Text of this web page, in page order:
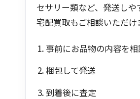
セサリー類など、発送しや
宅配買取もご相談いただけ
事前にお品物の内容を相
梱包して発送
到着後に査定